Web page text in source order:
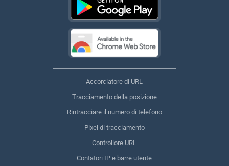
Accorciatore di URL
Tracciamento della posizione
Rintracciare il numero di telefono
Pixel di tracciamento
Controllore URL
Contatori IP e barre utente